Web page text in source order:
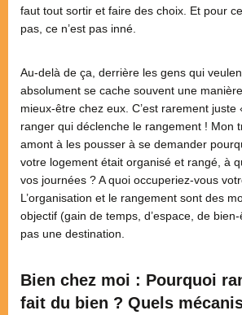
faut tout sortir et faire des choix. Et pour
pas, ce n’est pas inné.
Au-delà de ça, derrière les gens qui
absolument se cache souvent une
mieux-être chez eux. C’est rarement juste
ranger qui déclenche le rangement ! Mon
amont à les pousser à se demander
votre logement était organisé et rangé, à
vos journées ? A quoi occuperiez-vous
L’organisation et le rangement sont des
objectif (gain de temps, d’espace, de bien-
pas une destination.
Bien chez moi : Pourquoi
fait du bien ? Quels